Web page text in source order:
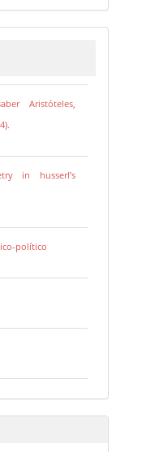
Aristóteles,
in husserl’s
político